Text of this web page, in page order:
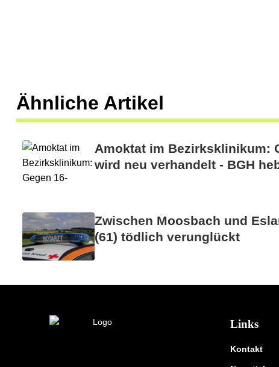
Ähnliche Artikel
Amoktat im Bezirksklinikum:
wird neu verhandelt - BGH
Zwischen Moosbach und
(61) tödlich verunglückt
Links
Kontakt